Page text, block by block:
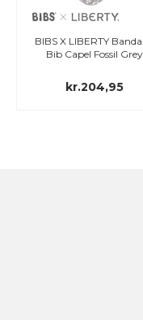
X LIBERTY Bandana
Capel Fossil Grey
kr.204,95